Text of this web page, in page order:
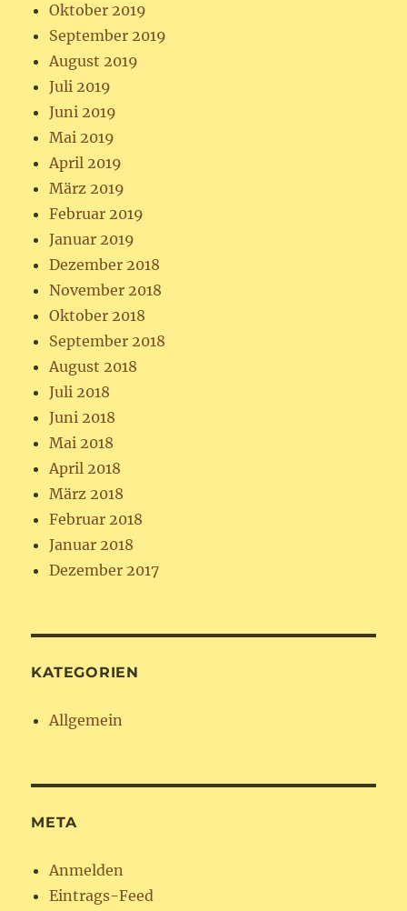
Oktober 2019
September 2019
August 2019
Juli 2019
Juni 2019
Mai 2019
April 2019
März 2019
Februar 2019
Januar 2019
Dezember 2018
November 2018
Oktober 2018
September 2018
August 2018
Juli 2018
Juni 2018
Mai 2018
April 2018
März 2018
Februar 2018
Januar 2018
Dezember 2017
KATEGORIEN
Allgemein
META
Anmelden
Eintrags-Feed